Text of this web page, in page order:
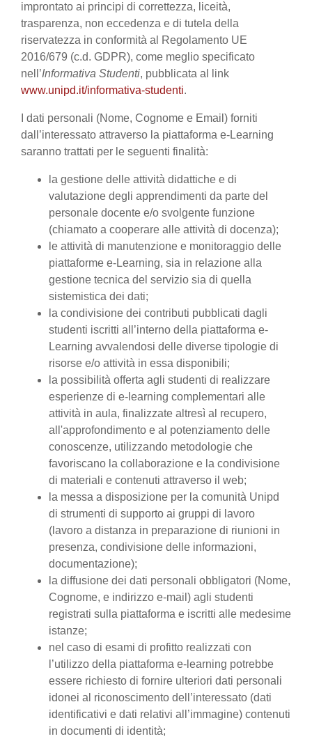
improntato ai principi di correttezza, liceità,
trasparenza, non eccedenza e di tutela della
riservatezza in conformità al Regolamento UE
2016/679 (c.d. GDPR), come meglio specificato
nell’Informativa Studenti, pubblicata al link
www.unipd.it/informativa-studenti.
I dati personali (Nome, Cognome e Email) forniti
dall’interessato attraverso la piattaforma e-Learning
saranno trattati per le seguenti finalità:
la gestione delle attività didattiche e di
valutazione degli apprendimenti da parte del
personale docente e/o svolgente funzione
(chiamato a cooperare alle attività di docenza);
le attività di manutenzione e monitoraggio delle
piattaforme e-Learning, sia in relazione alla
gestione tecnica del servizio sia di quella
sistemistica dei dati;
la condivisione dei contributi pubblicati dagli
studenti iscritti all’interno della piattaforma e-
Learning avvalendosi delle diverse tipologie di
risorse e/o attività in essa disponibili;
la possibilità offerta agli studenti di realizzare
esperienze di e-learning complementari alle
attività in aula, finalizzate altresì al recupero,
all'approfondimento e al potenziamento delle
conoscenze, utilizzando metodologie che
favoriscano la collaborazione e la condivisione
di materiali e contenuti attraverso il web;
la messa a disposizione per la comunità Unipd
di strumenti di supporto ai gruppi di lavoro
(lavoro a distanza in preparazione di riunioni in
presenza, condivisione delle informazioni,
documentazione);
la diffusione dei dati personali obbligatori (Nome,
Cognome, e indirizzo e-mail) agli studenti
registrati sulla piattaforma e iscritti alle medesime
istanze;
nel caso di esami di profitto realizzati con
l’utilizzo della piattaforma e-learning potrebbe
essere richiesto di fornire ulteriori dati personali
idonei al riconoscimento dell’interessato (dati
identificativi e dati relativi all’immagine) contenuti
in documenti di identità;